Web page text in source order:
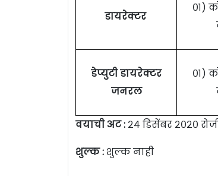
डायरेक्टर
०१)
डेप्युटी डायरेक्टर
जनरल
०१)
वयाची अट : २४ डिसेंबर २०२०
शुल्क : शुल्क नाही